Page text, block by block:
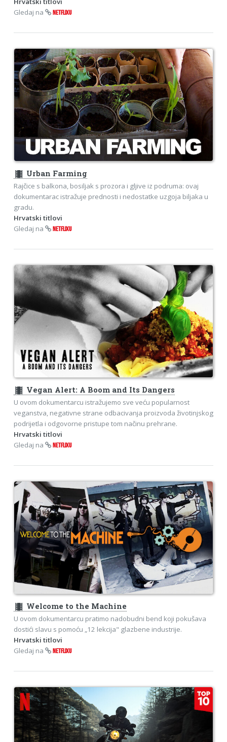
Gledaj na
NETFLIXU
theaters Urban Farming
Rajčice s balkona, bosiljak s prozora i gljive iz podruma: ovaj
dokumentarac istražuje prednosti i nedostatke uzgoja biljaka u
gradu.
Hrvatski titlovi
Gledaj na
NETFLIXU
theaters Vegan Alert: A Boom and Its Dangers
U ovom dokumentarcu istražujemo sve veću popularnost
veganstva, negativne strane odbacivanja proizvoda životinjskog
podrijetla i odgovorne pristupe tom načinu prehrane.
Hrvatski titlovi
Gledaj na
NETFLIXU
theaters Welcome to the Machine
U ovom dokumentarcu pratimo nadobudni bend koji pokušava
dostići slavu s pomoću „12 lekcija" glazbene industrije.
Hrvatski titlovi
Gledaj na
NETFLIXU